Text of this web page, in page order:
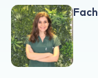
Über uns
Für Patienten